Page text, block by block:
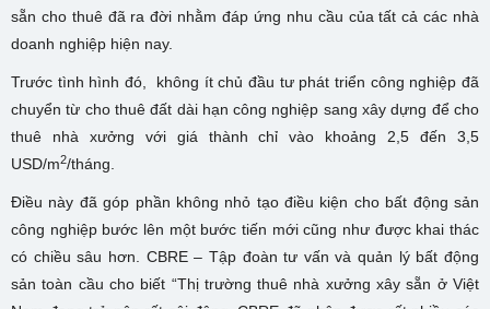
sẵn cho thuê đã ra đời nhằm đáp ứng nhu cầu của tất cả các nhà
doanh nghiệp hiện nay.
Trước tình hình đó, không ít chủ đầu tư phát triển công nghiệp đã
chuyển từ cho thuê đất dài hạn công nghiệp sang xây dựng để cho
thuê nhà xưởng với giá thành chỉ vào khoảng 2,5 đến 3,5
USD/m2/tháng.
Điều này đã góp phần không nhỏ tạo điều kiện cho bất động sản
công nghiệp bước lên một bước tiến mới cũng như được khai thác
có chiều sâu hơn. CBRE – Tập đoàn tư vấn và quản lý bất động
sản toàn cầu cho biết “Thị trường thuê nhà xưởng xây sẵn ở Việt